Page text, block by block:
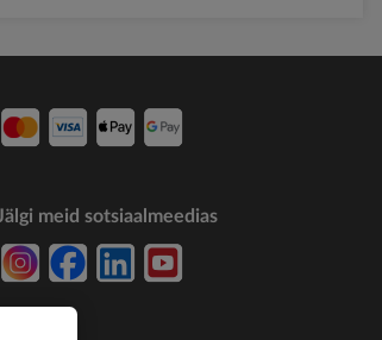
meid sotsiaalmeedias